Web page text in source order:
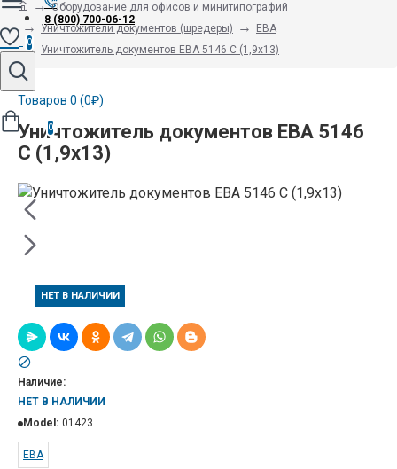
8 (800) 700-06-12
0
Товаров 0 (0₽)
0
Оборудование для офисов и минитипографий
Уничтожители документов (шредеры)
EBA
Уничтожитель документов EBA 5146 C (1,9х13)
Уничтожитель документов EBA 5146
C (1,9х13)
НЕТ В НАЛИЧИИ
Наличие:
НЕТ В НАЛИЧИИ
Model: 01423
ЕВА